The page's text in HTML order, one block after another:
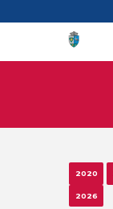
2020
2026